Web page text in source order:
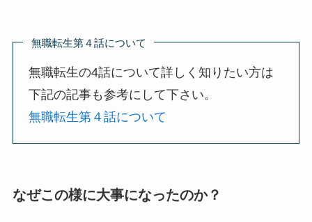
無職転生第４話について
無職転生の4話について詳しく知りたい方は
下記の記事も参考にして下さい。
無職転生第４話について
なぜこの様に大事になったのか？